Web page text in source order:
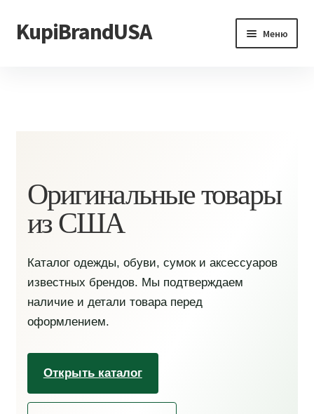
Перейти
к
Перейти
к
KupiBrandUSA Меню
Оригинальные товары
из США
Каталог одежды, обуви, сумок и аксессуаров
известных брендов. Мы подтверждаем
наличие и детали товара перед
оформлением.
Открыть каталог